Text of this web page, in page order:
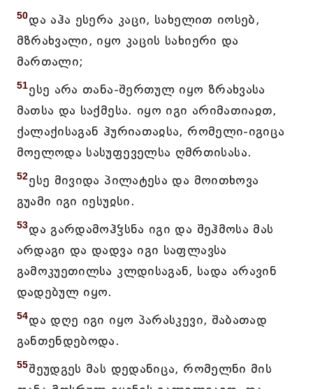
50და აჰა ესერა კაცი, სახელით იოსებ,
მზრახვალი, იყო კაცის სახიერი და
მართალი;
51ესე არა თანა-შერთულ იყო ზრახვასა
მათსა და საქმესა. იყო იგი არიმათიაჲთ,
ქალაქისაგან ჰურიათაჲსა, რომელი-იგიცა
მოელოდა სასუფეველსა ღმრთისასა.
52ესე მივიდა პილატესა და მოითხოვა
გუამი იგი იესუჲსი.
53და გარდამოჰჴსნა იგი და შეჰმოსა მას
არდაგი და დადვა იგი საფლავსა
გამოკუეთილსა კლდისაგან, სადა არავინ
დადებულ იყო.
54და დღე იგი იყო პარასკევი, შაბათად
განთენდებოდა.
55შეუდგეს მას დედანიცა, რომელნი მის